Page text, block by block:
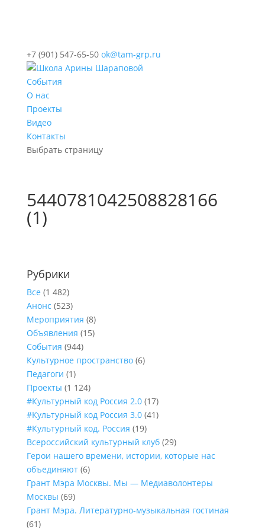
+7 (901) 547-65-50 ok@tam-grp.ru
События
О нас
Проекты
Видео
Контакты
Выбрать страницу
5440781042508828166
(1)
Рубрики
Все (1 482)
Анонс (523)
Мероприятия (8)
Объявления (15)
События (944)
Культурное пространство(6)
Педагоги (1)
Проекты (1 124)
#Культурный код Россия 2.0(17)
#Культурный код Россия 3.0(41)
#Культурный код. Россия (19)
Всероссийский культурный клуб(29)
Герои нашего времени, истории, которые нас
объединяют(6)
Грант Мэра Москвы. Мы — Медиаволонтеры
Москвы (69)
Грант Мэра. Литературно-музыкальная гостиная
(61)